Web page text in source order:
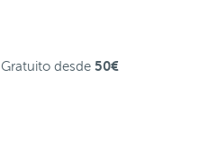
Gratuito desde 50€